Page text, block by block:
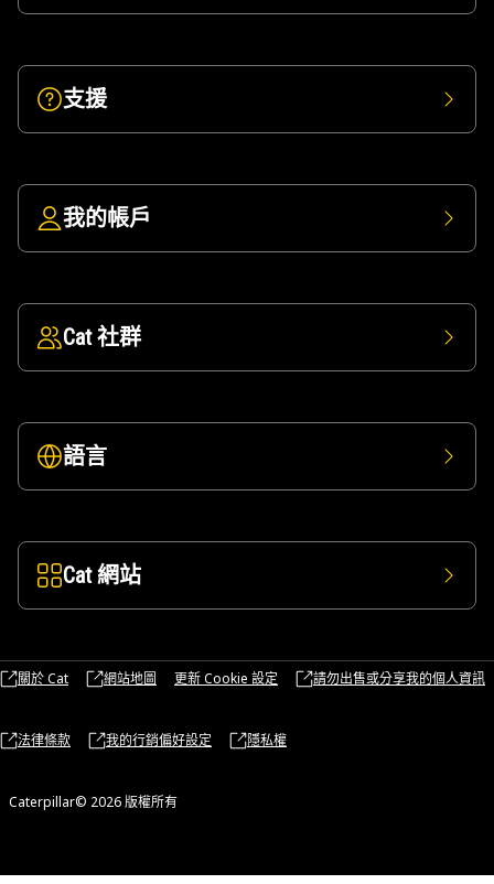
支援
我的帳戶
Cat 社群
語言
Cat 網站
關於 Cat 網站地圖 更新 Cookie 設定 請勿出售或分享我的個人資訊
法律條款 我的行銷偏好設定 隱私權
Caterpillar© 2026 版權所有